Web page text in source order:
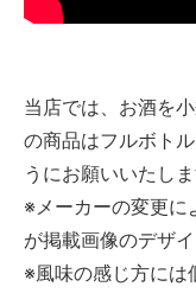
当店では、お酒を
の商品はフルボト
うにお願いいたしま
※メーカーの変更に
が掲載画像のデザ
※風味の感じ方には